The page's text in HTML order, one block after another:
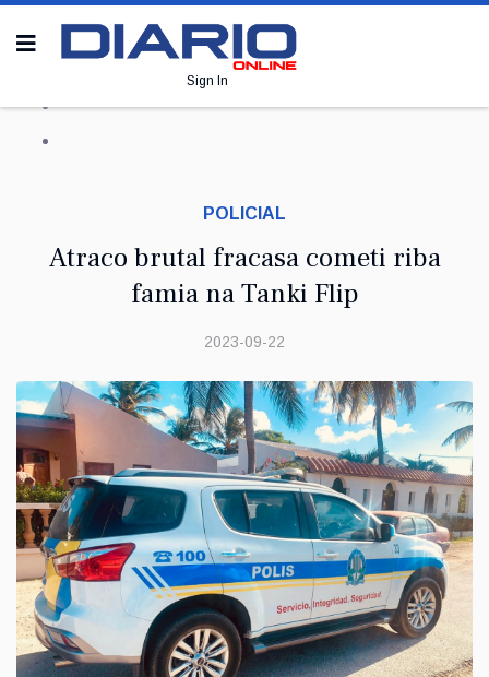
Sign In
POLICIAL
Atraco brutal fracasa cometi riba
famia na Tanki Flip
2023-09-22